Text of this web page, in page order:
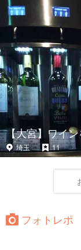
【大宮】ワイ
埼玉 11
フォトレポ